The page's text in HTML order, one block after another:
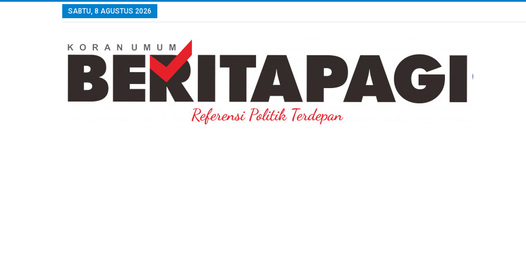
SABTU, 8 AGUSTUS 2026